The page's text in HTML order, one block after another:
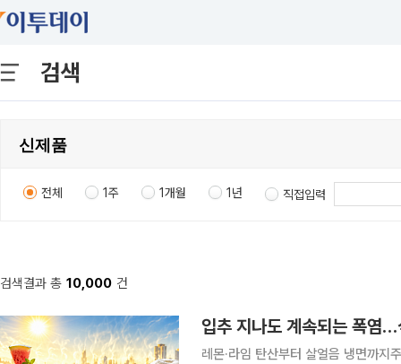
검색
전체 1주 1개월 1년 직접입력
검색결과 총 10,000 건
입추 지나도 계속되는 폭염…
레몬·라임 탄산부터 살얼음 냉면까지주류업계